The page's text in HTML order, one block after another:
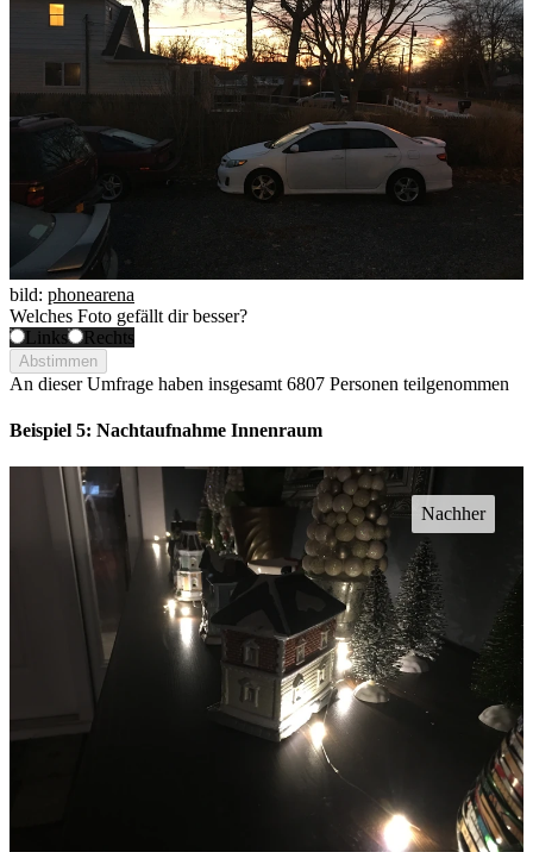
bild: phonearena
Welches Foto gefällt dir besser?
Links
Rechts
Abstimmen
An dieser Umfrage haben insgesamt 6807 Personen teilgenommen
Beispiel 5: Nachtaufnahme Innenraum